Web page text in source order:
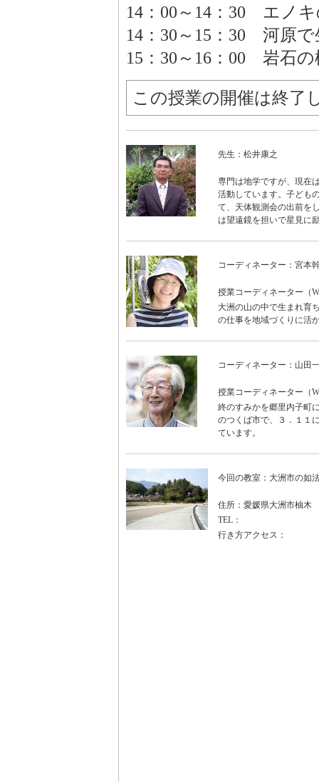
14：00～14：30 エノ
14：30～15：30 河原
15：30～16：00 岩石
この授業の開催は終了
先生：松井康之
専門は地学ですが、現在
活動しています。子ども
て、天体観測会の出前を
は望遠鏡を担いで星見に
コーディネーター：宮本
授業コーディネーター（
大洲の山の中で生まれ育
の仕事を地域づくりに活
コーディネーター：山田
授業コーディネーター（
終のすみかを郷里内子町
のつくば市で、３．１１
ています。
今回の教室：大洲市の如
住所：愛媛県大洲市柚木
TEL：
行き方アクセス：